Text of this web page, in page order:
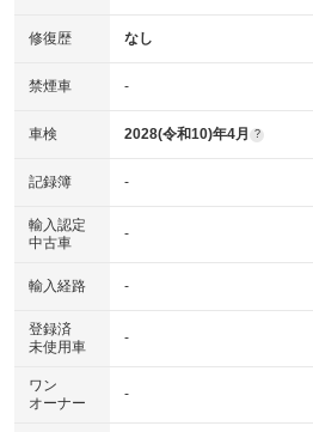
修復歴 なし
禁煙車 -
車検 2028(令和10)年4月 ?
記録簿 -
輸入認定
中古車
-
輸入経路 -
登録済
未使用車
-
ワン
オーナー
-